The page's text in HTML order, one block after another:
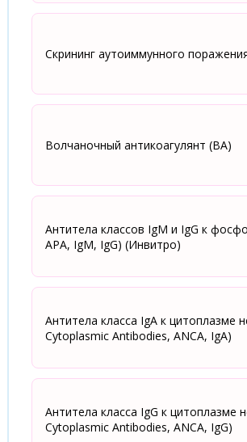
Скрининг аутоиммунного
Волчаночный антикоагулянт (ВА)
Антитела классов IgM и IgG к
APA, IgM, IgG) (Инвитро)
Антитела класса IgА к
Cytoplasmic Antibodies, ANCA, IgA)
Антитела класса IgG к
Сytoplasmic Аntibodies, ANCA, IgG)